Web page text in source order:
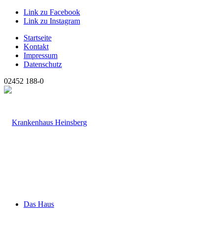
Link zu Facebook
Link zu Instagram
Startseite
Kontakt
Impressum
Datenschutz
02452 188-0
Das Haus